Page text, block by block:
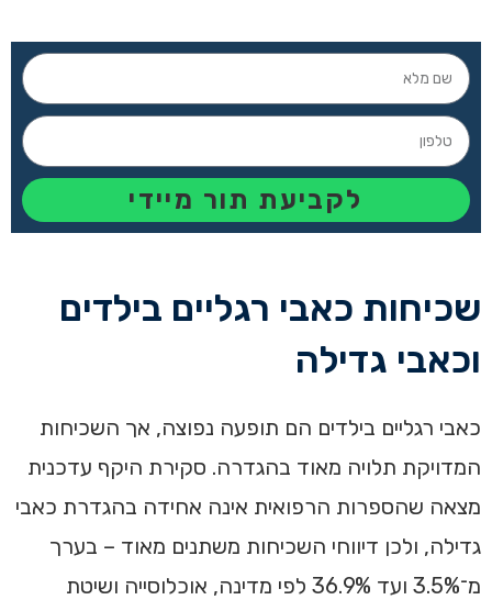
לקביעת תור מיידי
שכיחות כאבי רגליים בילדים
וכאבי גדילה
כאבי רגליים בילדים הם תופעה נפוצה, אך השכיחות
המדויקת תלויה מאוד בהגדרה. סקירת היקף עדכנית
מצאה שהספרות הרפואית אינה אחידה בהגדרת כאבי
גדילה, ולכן דיווחי השכיחות משתנים מאוד – בערך
מ־3.5% ועד 36.9% לפי מדינה, אוכלוסייה ושיטת